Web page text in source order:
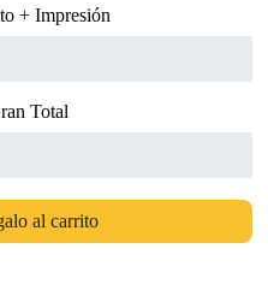
+ Impresión
Total
al carrito